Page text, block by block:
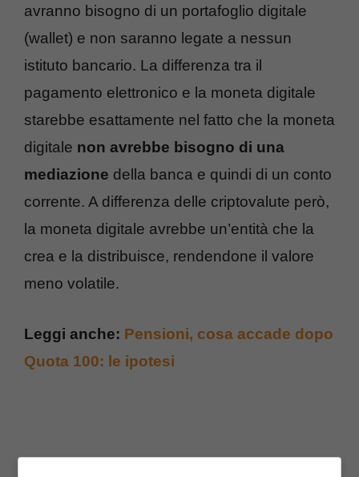
avranno bisogno di un portafoglio digitale
(wallet) e non saranno legate a nessun
istituto bancario. La differenza tra il
pagamento elettronico e la moneta digitale
starebbe esattamente nel fatto che la moneta
digitale non avrebbe bisogno di una
mediazione della banca e quindi di un conto
corrente. A differenza delle criptovalute però,
la moneta digitale avrebbe un’entità che la
crea e la distribuisce, rendendone il valore
meno volatile.
Leggi anche: Pensioni, cosa accade dopo
Quota 100: le ipotesi